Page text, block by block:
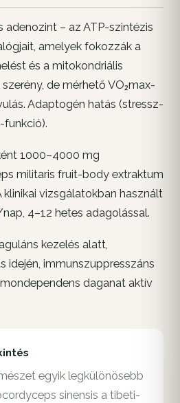
adenozint – az ATP-szintézis
amelyek fokozzák a
és a mitokondriális
de mérhető VO₂max-
Adaptogén hatás (stressz-
funkció).
1000–4000 mg
militaris fruit-body extraktum
klinikai vizsgálatokban használt
4–12 hetes adagolással.
kezelés alatt,
idején, immunszuppresszáns
daganat aktív
egyik legkülönösebb
sinensis a tibeti-